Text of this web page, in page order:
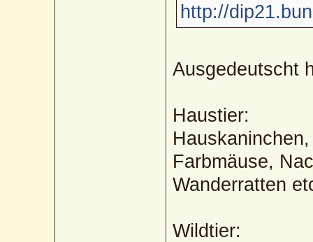
http://
Ausgedeutscht
Haustier:
Farbmäuse,
Wanderratten
Wildtier: